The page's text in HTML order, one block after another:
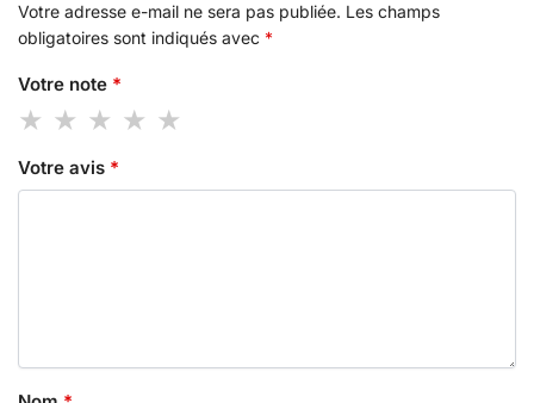
Votre adresse e-mail ne sera pas publiée. Les champs
obligatoires sont indiqués avec *
Votre note *
Votre avis *